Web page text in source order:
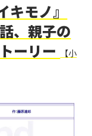
モノ』
、親子の
ーリー
【小